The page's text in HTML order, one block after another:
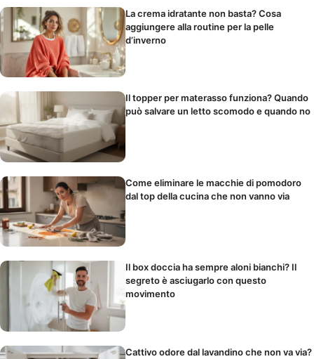
La crema idratante non basta? Cosa
aggiungere alla routine per la pelle
d’inverno
Il topper per materasso funziona? Quando
può salvare un letto scomodo e quando no
Come eliminare le macchie di pomodoro
dal top della cucina che non vanno via
Il box doccia ha sempre aloni bianchi? Il
segreto è asciugarlo con questo
movimento
Cattivo odore dal lavandino che non va via?